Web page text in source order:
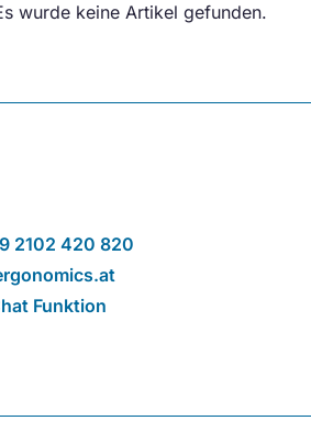
wurde keine Artikel gefunden.
2102 420 820
Funktion